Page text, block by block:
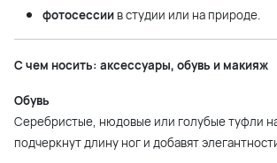
фотосессии в студии или на природе.
С чем носить: аксессуары, обувь и макияж
Обувь
Серебристые, нюдовые или голубые туфли
подчеркнут длину ног и добавят